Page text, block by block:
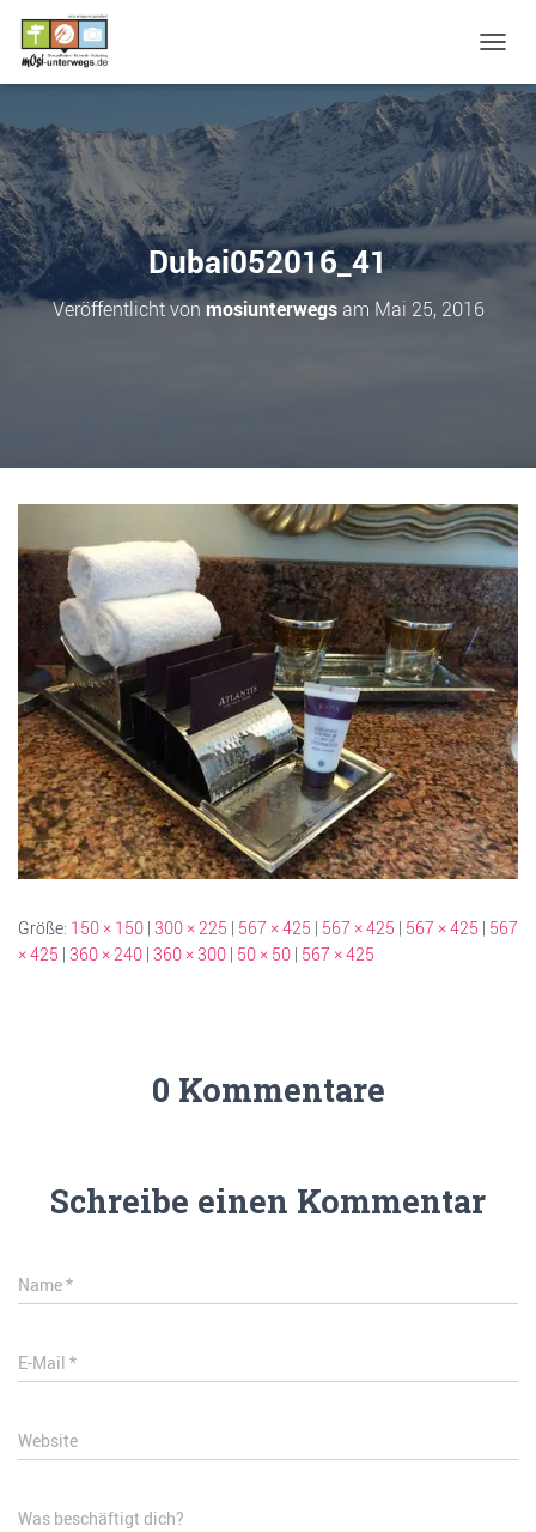
A
V
I
G
A
T
I
O
E
Dubai052016_41
Veröffentlicht von mosiunterwegsam Mai 25, 2016
Größe: 150 × 150 | 300 × 225 | 567 × 425 | 567 × 425 | 567 × 425 | 567
× 425 | 360 × 240 | 360 × 300 | 50 × 50 | 567 × 425
0 Kommentare
Schreibe einen Kommentar
Name*
E-Mail *
Website
Was beschäftigt dich?